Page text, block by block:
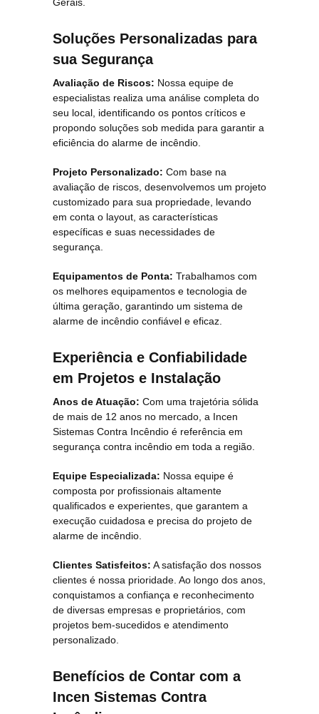
Gerais.
Soluções Personalizadas para
sua Segurança
Avaliação de Riscos: Nossa equipe de
especialistas realiza uma análise completa do
seu local, identificando os pontos críticos e
propondo soluções sob medida para garantir a
eficiência do alarme de incêndio.
Projeto Personalizado: Com base na
avaliação de riscos, desenvolvemos um projeto
customizado para sua propriedade, levando
em conta o layout, as características
específicas e suas necessidades de
segurança.
Equipamentos de Ponta: Trabalhamos com
os melhores equipamentos e tecnologia de
última geração, garantindo um sistema de
alarme de incêndio confiável e eficaz.
Experiência e Confiabilidade
em Projetos e Instalação
Anos de Atuação: Com uma trajetória sólida
de mais de 12 anos no mercado, a Incen
Sistemas Contra Incêndio é referência em
segurança contra incêndio em toda a região.
Equipe Especializada: Nossa equipe é
composta por profissionais altamente
qualificados e experientes, que garantem a
execução cuidadosa e precisa do projeto de
alarme de incêndio.
Clientes Satisfeitos: A satisfação dos nossos
clientes é nossa prioridade. Ao longo dos anos,
conquistamos a confiança e reconhecimento
de diversas empresas e proprietários, com
projetos bem-sucedidos e atendimento
personalizado.
Benefícios de Contar com a
Incen Sistemas Contra